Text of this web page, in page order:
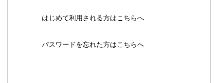
はじめて利用される方はこちらへ
パスワードを忘れた方はこちらへ